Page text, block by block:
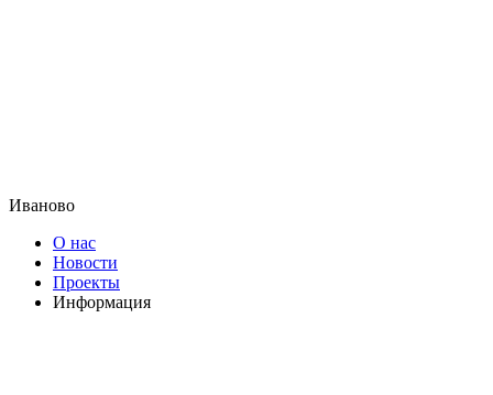
Иваново
О нас
Новости
Проекты
Информация